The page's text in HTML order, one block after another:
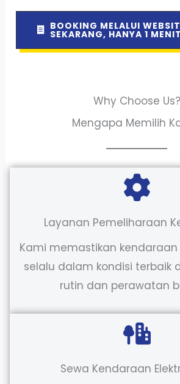
BOOKING MELALUI
SEKARANG, HANYA 1
Why Choose Us?
Mengapa Memilih
Layanan Pemeliharaan
Kami memastikan
selalu dalam kondisi terbaik
rutin dan perawatan
Sewa Kendaraan